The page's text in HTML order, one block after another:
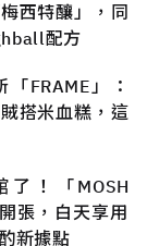
西特釀」，同
配方
FRAME」：
搭米血糕，這
！「MOSH
張，白天享用
新據點